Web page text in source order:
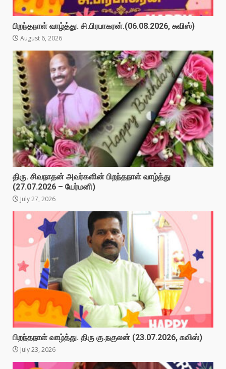
பிறந்தநாள் வாழ்த்து. சி.பிரபாகரன்.(06.08.2026, சுவிஸ்)
August 6, 2026
திரு. சிவநாதன் அவர்களின் பிறந்தநாள் வாழ்த்து
(27.07.2026 – யேர்மனி)
July 27, 2026
பிறந்தநாள் வாழ்த்து. திரு கு.நகுலன் (23.07.2026, சுவிஸ்)
July 23, 2026